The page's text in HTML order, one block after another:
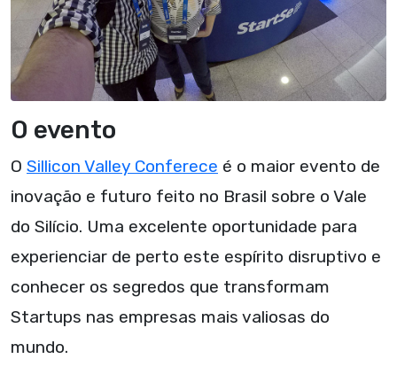
O evento
O Sillicon Valley Conferece é o maior evento de
inovação e futuro feito no Brasil sobre o Vale
do Silício. Uma excelente oportunidade para
experienciar de perto este espírito disruptivo e
conhecer os segredos que transformam
Startups nas empresas mais valiosas do
mundo.